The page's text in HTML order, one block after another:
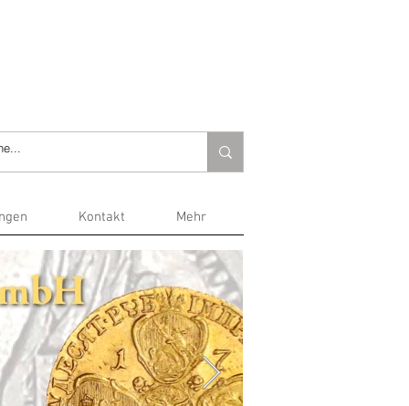
Kontakt Mehr